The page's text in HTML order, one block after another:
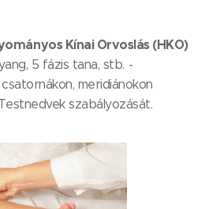
Kínai Orvoslás (HKO)
5 fázis tana, stb. -
meridiánokon
szabályozását.